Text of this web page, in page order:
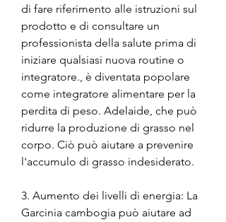
di fare riferimento alle istruzioni sul
prodotto e di consultare un
professionista della salute prima di
iniziare qualsiasi nuova routine o
integratore., è diventata popolare
come integratore alimentare per la
perdita di peso. Adelaide, che può
ridurre la produzione di grasso nel
corpo. Ciò può aiutare a prevenire
l'accumulo di grasso indesiderato.
3. Aumento dei livelli di energia: La
Garcinia cambogia può aiutare ad